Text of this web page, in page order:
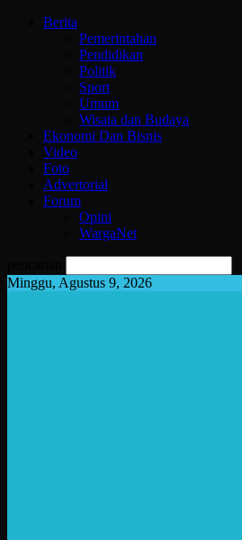
Berita
Pemerintahan
Pendidikan
Politik
Sport
Umum
Wisata dan Budaya
Ekonomi Dan Bisnis
Video
Foto
Advertorial
Forum
Opini
WargaNet
Minggu, Agustus 9, 2026